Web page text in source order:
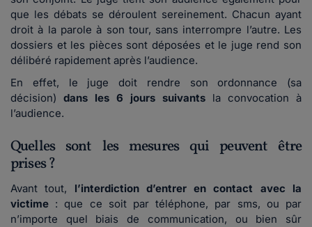
que les débats se déroulent sereinement. Chacun ayant
droit à la parole à son tour, sans interrompre l’autre. Les
dossiers et les pièces sont déposées et le juge rend son
délibéré rapidement après l’audience.
En effet, le juge doit rendre son ordonnance (sa
décision) dans les 6 jours suivants la convocation à
l’audience.
Quelles sont les mesures qui peuvent être
prises ?
Avant tout, l’interdiction d’entrer en contact avec la
victime : que ce soit par téléphone, par sms, ou par
n’importe quel biais de communication, ou bien sûr